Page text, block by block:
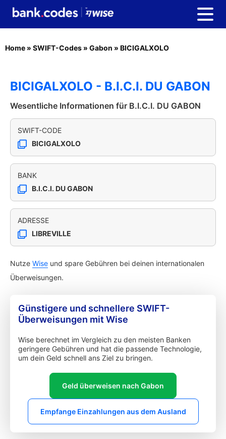
Home » SWIFT-Codes » Gabon » BICIGALXOLO
BICIGALXOLO - B.I.C.I. DU GABON
Wesentliche Informationen für B.I.C.I. DU GABON
SWIFT-CODE
BICIGALXOLO
BANK
B.I.C.I. DU GABON
ADRESSE
LIBREVILLE
Nutze Wise und spare Gebühren bei deinen internationalen
Überweisungen.
Günstigere und schnellere SWIFT-
Überweisungen mit Wise
Wise berechnet im Vergleich zu den meisten Banken
geringere Gebühren und hat die passende Technologie,
um dein Geld schnell ans Ziel zu bringen.
Geld überweisen nach Gabon
Empfange Einzahlungen aus dem Ausland